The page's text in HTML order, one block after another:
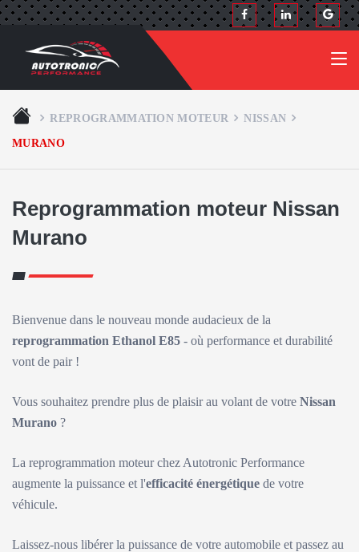
REPROGRAMMATION MOTEUR
NISSAN
MURANO
Reprogrammation moteur Nissan
Murano
Bienvenue dans le nouveau monde audacieux de la
reprogrammation Ethanol E85 - où performance et durabilité
vont de pair !
Vous souhaitez prendre plus de plaisir au volant de votre Nissan
Murano ?
La reprogrammation moteur chez Autotronic Performance
augmente la puissance et l'efficacité énergétique de votre
véhicule.
Laissez-nous libérer la puissance de votre automobile et passez au